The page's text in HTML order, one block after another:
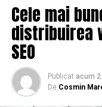
Cele mai
distribuirea
SEO
Publicat acum 2
De Cosmin